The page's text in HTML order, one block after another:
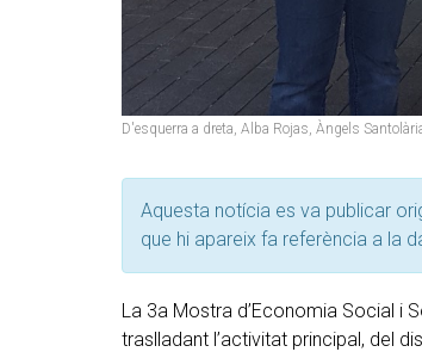
D'esquerra a dreta, Alba Rojas, Àngels
Aquesta notícia es va publicar
que hi apareix fa referència a la
La 3a Mostra d’Economia Social i
traslladant l’activitat principal, del